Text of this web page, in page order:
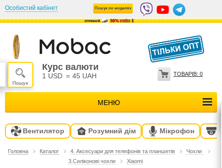
Особистий кабінет Пошук по моделях
Курс валюти
1 USD = 45 UAH
МЕНЮ
ТОВАРІВ: 0
Вентилятор Розумний дім Мікрофон
Головна Каталог 4. Аксесуари для телефонів та планшетів
Чохли
3.Силіконові чохли
Xiaomi